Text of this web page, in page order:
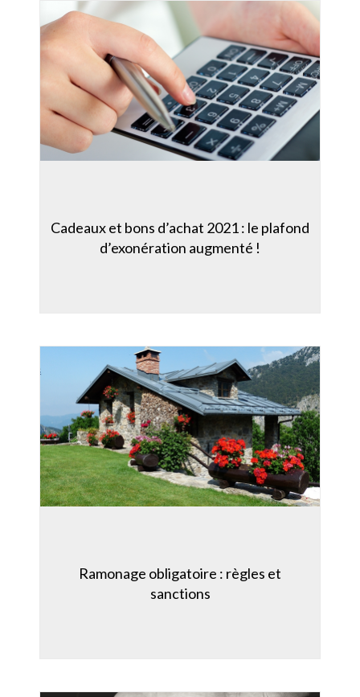
Cadeaux et bons d’achat 2021 : le plafond
d’exonération augmenté !
Ramonage obligatoire : règles et
sanctions